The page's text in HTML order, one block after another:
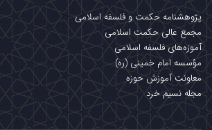
پژوهشنامه حکمت و فلسفه اسلامی
مجمع عالی حکمت اسلامی
آموزه‌های فلسفه اسلامی
مؤسسه امام خمینی (ره)
معاونت آموزش حوزه
مجله نسیم خرد